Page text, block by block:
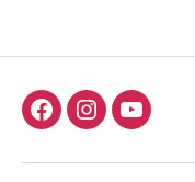
Facebook
InstagramYoutube